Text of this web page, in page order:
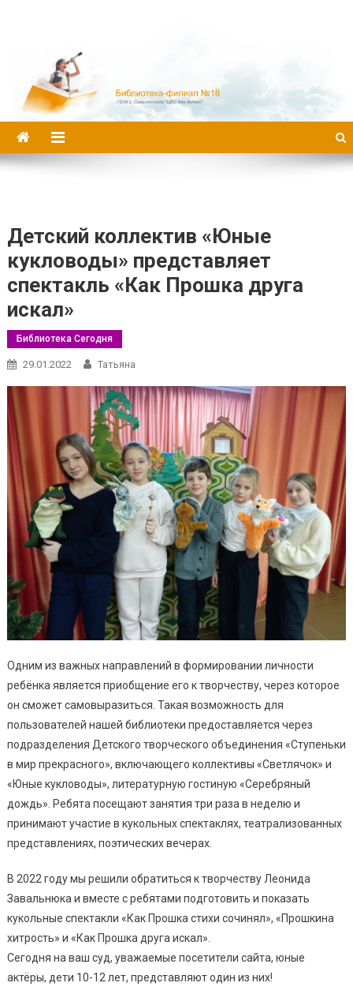
Детский коллектив «Юные
кукловоды» представляет
спектакль «Как Прошка друга
искал»
Библиотека Сегодня
29.01.2022 Татьяна
Одним из важных направлений в формировании личности
ребёнка является приобщение его к творчеству, через которое
он сможет самовыразиться. Такая возможность для
пользователей нашей библиотеки предоставляется через
подразделения Детского творческого объединения «Ступеньки
в мир прекрасного», включающего коллективы «Светлячок» и
«Юные кукловоды», литературную гостиную «Серебряный
дождь». Ребята посещают занятия три раза в неделю и
принимают участие в кукольных спектаклях, театрализованных
представлениях, поэтических вечерах.
В 2022 году мы решили обратиться к творчеству Леонида
Завальнюка и вместе с ребятами подготовить и показать
кукольные спектакли «Как Прошка стихи сочинял», «Прошкина
хитрость» и «Как Прошка друга искал».
Сегодня на ваш суд, уважаемые посетители сайта, юные
актёры, дети 10-12 лет, представляют один из них!